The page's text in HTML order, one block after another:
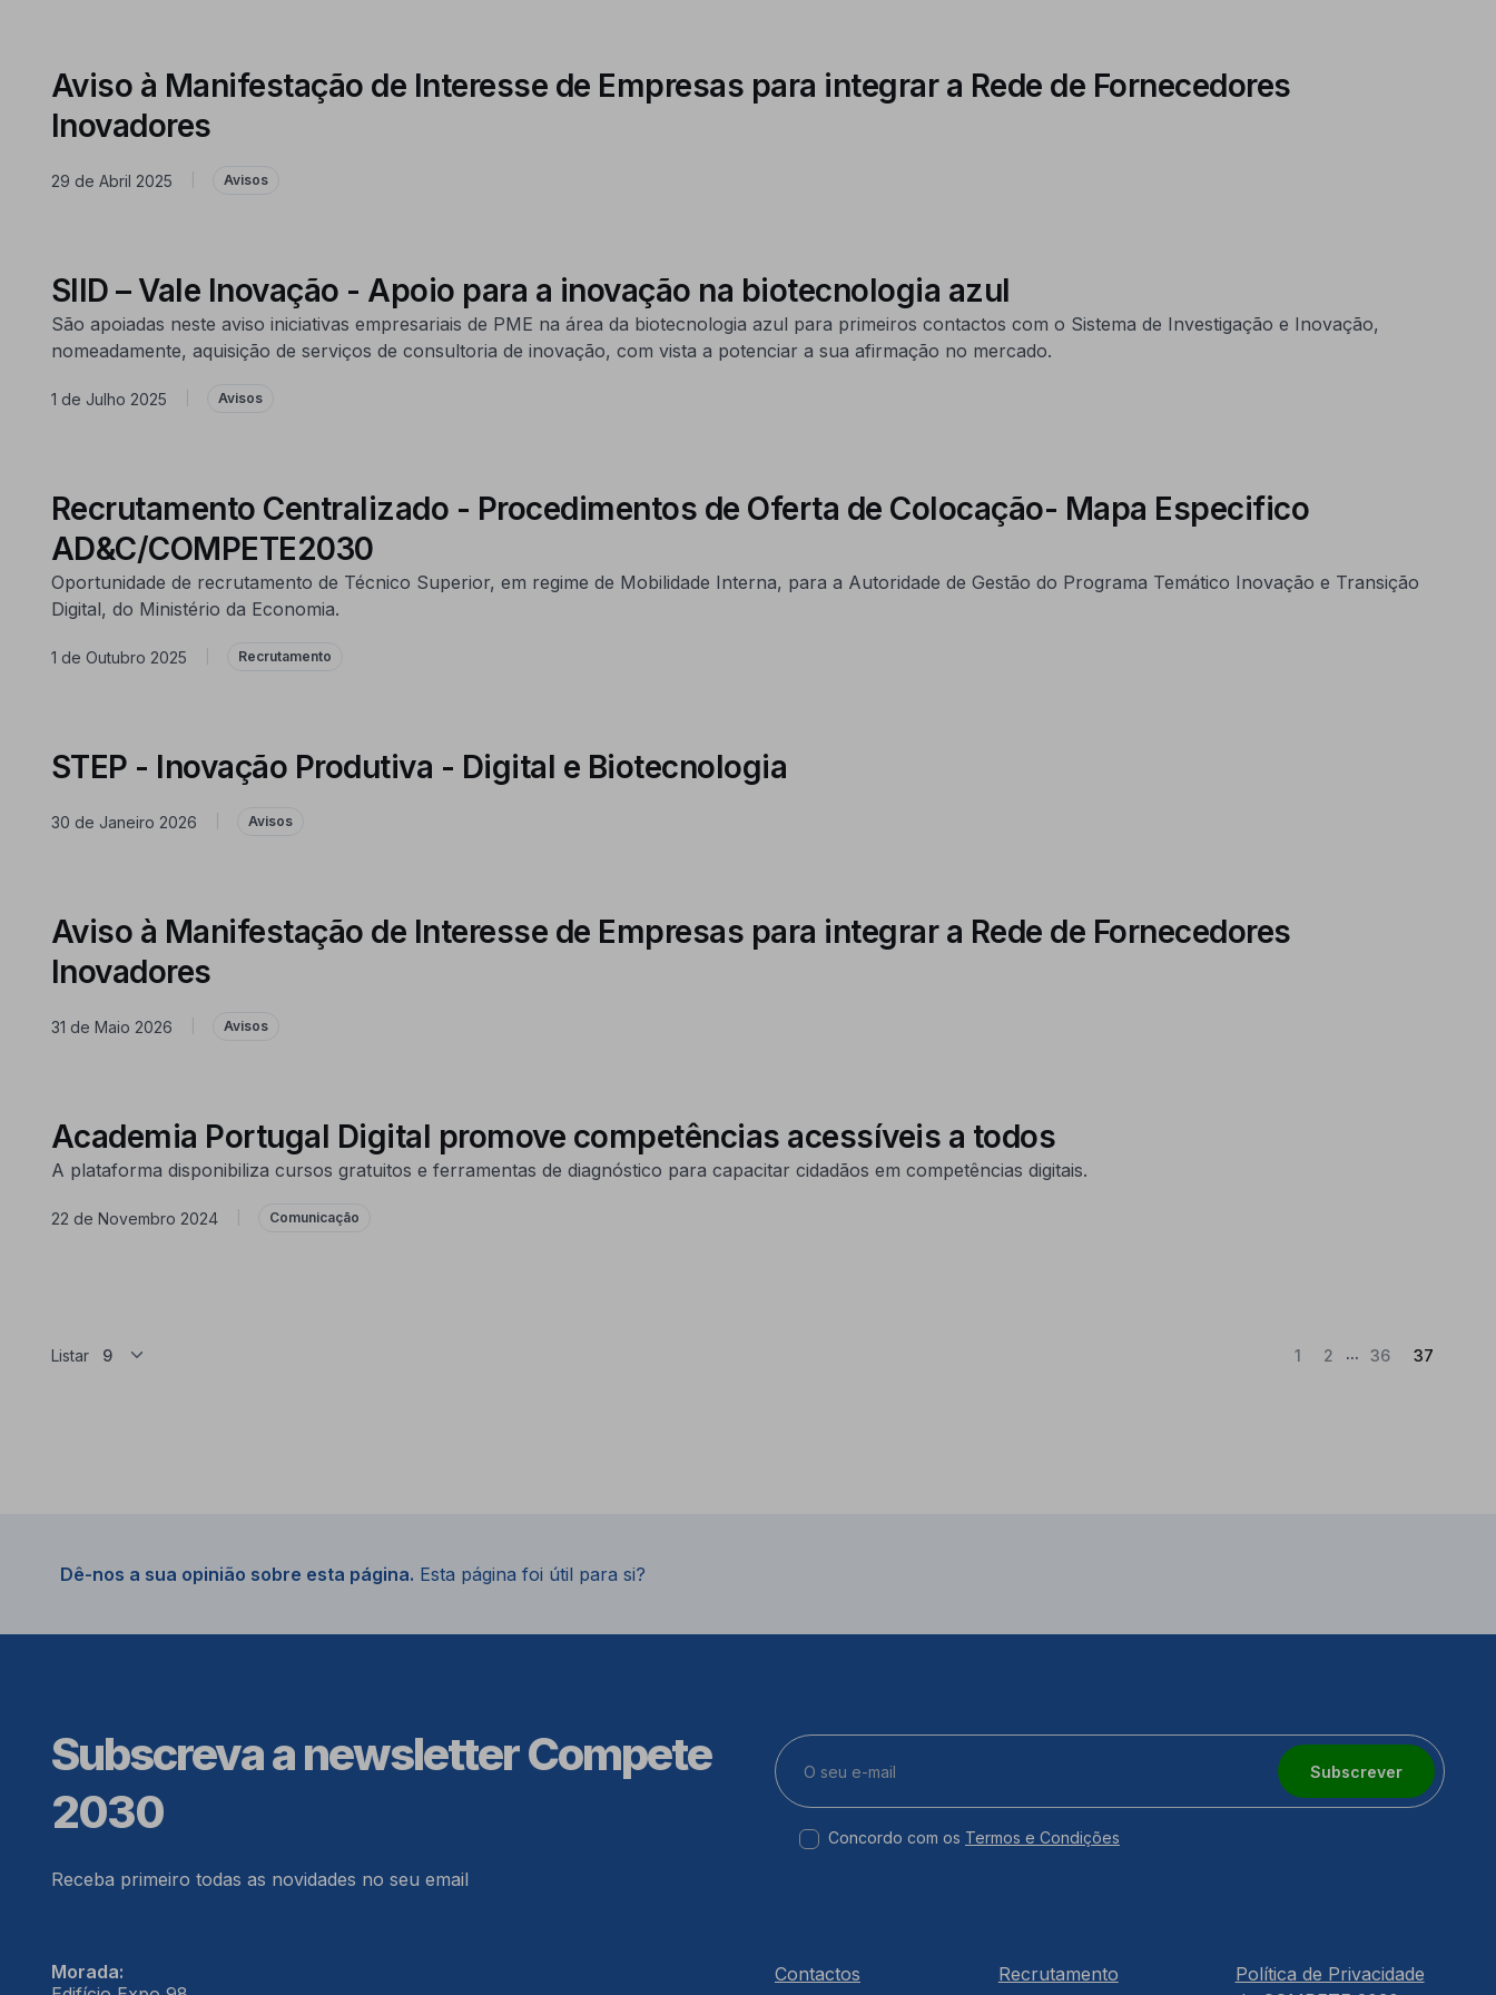
Aviso à Manifestação de Interesse de Empresas para integrar a Rede de Fornecedores
Inovadores
29 de Abril 2025 Avisos
SIID – Vale Inovação - Apoio para a inovação na biotecnologia azul
São apoiadas neste aviso iniciativas empresariais de PME na área da biotecnologia azul para primeiros contactos com o Sistema de Investigação e Inovação,
nomeadamente, aquisição de serviços de consultoria de inovação, com vista a potenciar a sua afirmação no mercado.
1 de Julho 2025 Avisos
Recrutamento Centralizado - Procedimentos de Oferta de Colocação- Mapa Especifico
AD&C/COMPETE2030
Oportunidade de recrutamento de Técnico Superior, em regime de Mobilidade Interna, para a Autoridade de Gestão do Programa Temático Inovação e Transição
Digital, do Ministério da Economia.
1 de Outubro 2025 Recrutamento
STEP - Inovação Produtiva - Digital e Biotecnologia
30 de Janeiro 2026 Avisos
Aviso à Manifestação de Interesse de Empresas para integrar a Rede de Fornecedores
Inovadores
31 de Maio 2026 Avisos
Academia Portugal Digital promove competências acessíveis a todos
A plataforma disponibiliza cursos gratuitos e ferramentas de diagnóstico para capacitar cidadãos em competências digitais.
22 de Novembro 2024 Comunicação
Listar 1 2 ... 36 37(Atual)
Dê-nos a sua opinião sobre esta página. Esta página foi útil para si?
Subscreva a newsletter Compete
2030
Receba primeiro todas as novidades no seu email
Subscrever
Concordo com os Termos e Condições
Morada:
Contactos Recrutamento
Política de Privacidade